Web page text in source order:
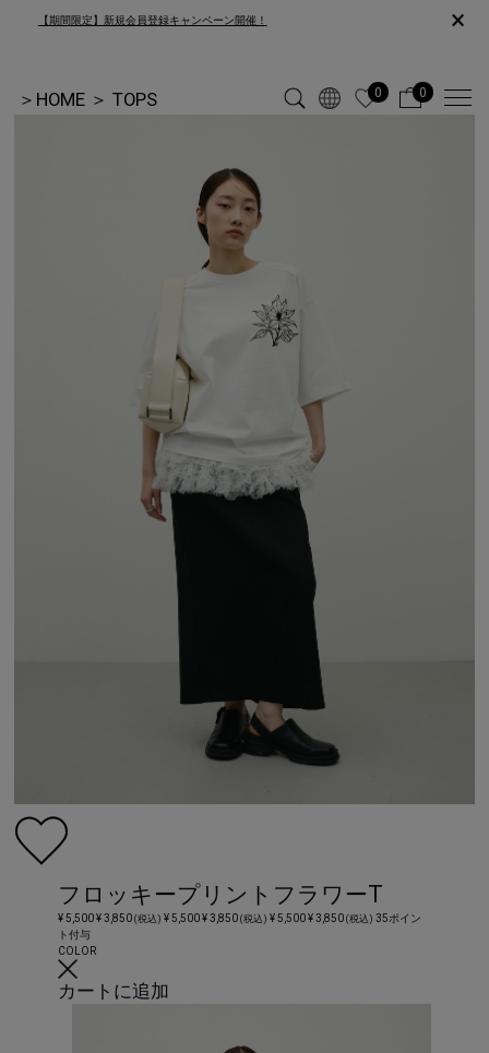
【期間限定】新規会員登録キャンペーン開催！ ×
＞ HOME ＞ TOPS 0 0
フロッキープリントフラワーT
¥ 5,500¥ 3,850(税込) ¥ 5,500¥ 3,850(税込) ¥ 5,500¥ 3,850 (税込) 35ポイン
ト付与
COLOR
カートに追加